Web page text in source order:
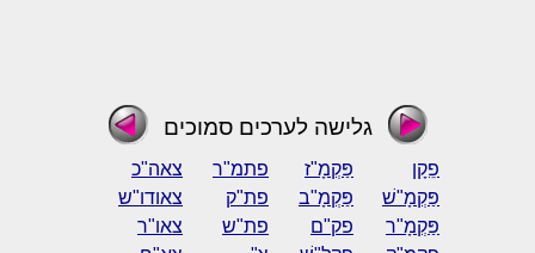
גלישה לערכים סמוכים
פֵקָן פַּקְמָ"ז פתמ"ר
צאה"כ
פַּקְמָ"שׁ
פַּקְמָ"ב פת"ק
צאודו"ש
פַּקְמָ"ר
פק"ם פת"ש
צאו"ר